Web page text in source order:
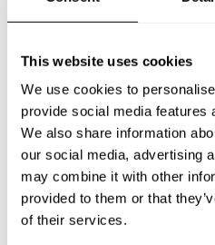
This website uses cookies
We use cookies to
provide social media features
We also share information
our social media, advertising
may combine it with other
provided to them or that
of their services.
enviarán un